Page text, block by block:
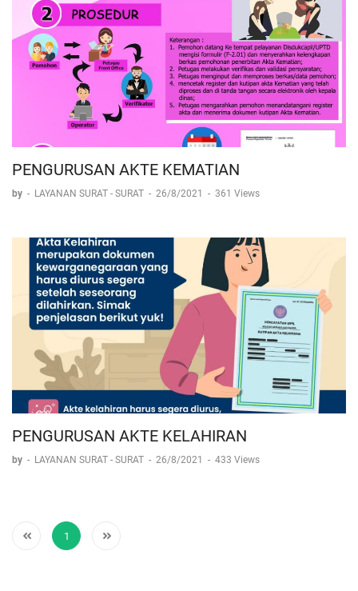
PENGURUSAN AKTE KEMATIAN
by - LAYANAN SURAT - SURAT - 26/8/2021 - 361 Views
PENGURUSAN AKTE KELAHIRAN
by - LAYANAN SURAT - SURAT - 26/8/2021 - 433 Views
1